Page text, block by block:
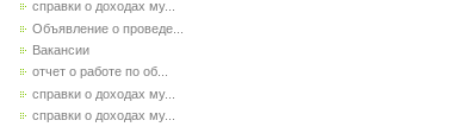
справки о доходах му...
Объявление о проведе...
Вакансии
отчет о работе по об...
справки о доходах му...
справки о доходах му...